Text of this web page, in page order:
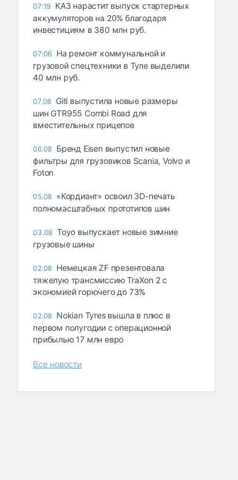
07:19 КАЗ нарастит выпуск стартерных
аккумуляторов на 20% благодаря
инвестициям в 380 млн руб.
07:06 На ремонт коммунальной и
грузовой спецтехники в Туле выделили
40 млн руб.
07.08 Giti выпустила новые размеры
шин GTR955 Combi Road для
вместительных прицепов
06.08 Бренд Eisen выпустил новые
фильтры для грузовиков Scania, Volvo и
Foton
05.08 «Кордиант» освоил 3D-печать
полномасштабных прототипов шин
03.08 Toyo выпускает новые зимние
грузовые шины
02.08 Немецкая ZF презентовала
тяжелую трансмиссию TraXon 2 с
экономией горючего до 73%
02.08 Nokian Tyres вышла в плюс в
первом полугодии с операционной
прибылью 17 млн евро
Все новости